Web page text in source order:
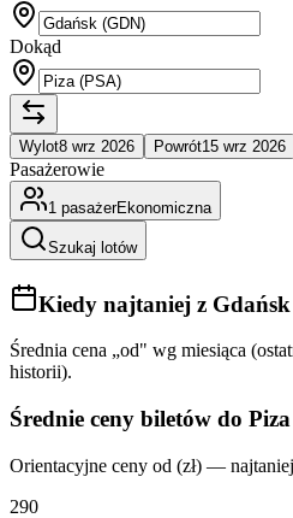
Dokąd
Wylot8 wrz 2026 Powrót15 wrz 2026
Pasażerowie
1 pasażerEkonomiczna
Szukaj lotów
Kiedy najtaniej z
Średnia cena „od" wg miesiąca
historii).
Średnie ceny biletów do Piza
Orientacyjne ceny od (zł) —
290